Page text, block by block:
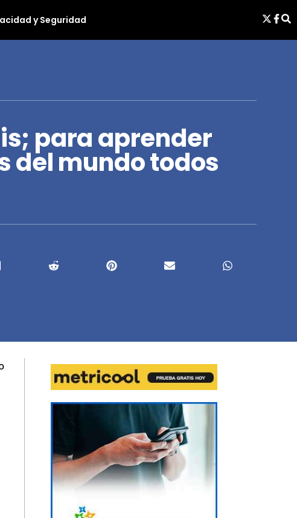
y Seguridad
para aprender
del mundo todos